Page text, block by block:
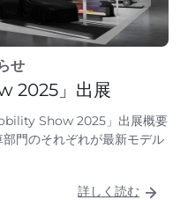
せ
2025」出展
Show 2025」出展概要
門のそれぞれが最新モデル
詳しく読む